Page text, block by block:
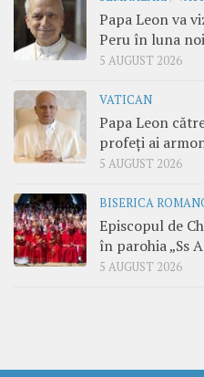
Papa Leon va
Peru în luna
5 AUGUST 2026
VATICAN
Papa Leon
profeți ai
5 AUGUST 2026
BISERICA
Episcopul de
în parohia „Ss
5 AUGUST 2026